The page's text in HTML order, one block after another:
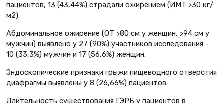
пациентов, 13 (43,44%) страдали ожирением (ИМТ >30 кг/
м2).
Абдоминальное ожирение (ОТ >80 см у женщин, >94 см у
мужчин) выявлено у 27 (90%) участников исследования -
10 (33,3%) мужчин и 17 (56,6%) женщин.
Эндоскопические признаки грыжи пищеводного отверстия
диафрагмы выявлены у 8 (26,66%) пациентов.
Длительность существования ГЭРБ у пациентов в